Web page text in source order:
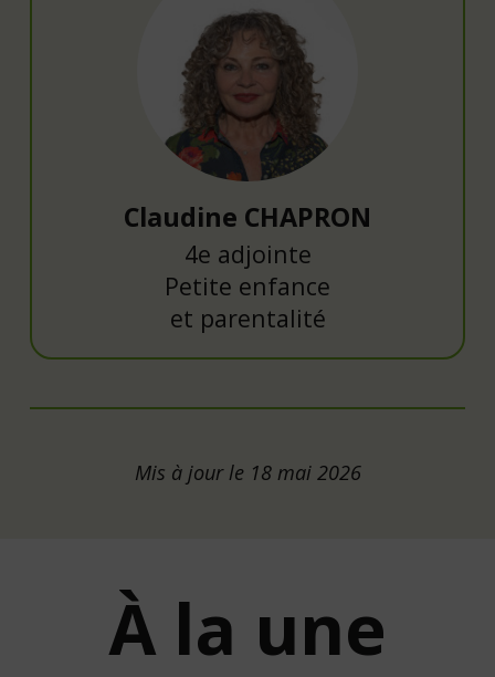
Claudine CHAPRON
4e adjointe
Petite enfance
et parentalité
Mis à jour le 18 mai 2026
À la une